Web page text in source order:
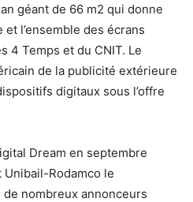
géant de 66 m2 qui donne
l’ensemble des écrans
4 Temps et du CNIT. Le
de la publicité extérieure
digitaux sous l’offre
Dream en septembre
Unibail-Rodamco le
nombreux annonceurs